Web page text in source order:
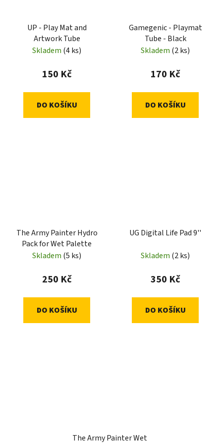
UP - Play Mat and
Artwork Tube
Skladem (4 ks)
150 Kč
DO KOŠÍKU
Gamegenic - Playmat
Tube - Black
Skladem (2 ks)
170 Kč
DO KOŠÍKU
The Army Painter Hydro
Pack for Wet Palette
Skladem (5 ks)
250 Kč
DO KOŠÍKU
UG Digital Life Pad 9''
Skladem (2 ks)
350 Kč
DO KOŠÍKU
The Army Painter Wet